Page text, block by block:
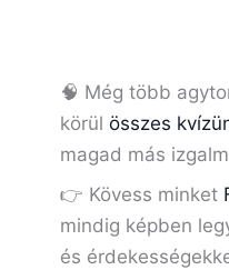
🧠 Még több
körül összes
magad más
👉 Kövess minket
mindig képben
és